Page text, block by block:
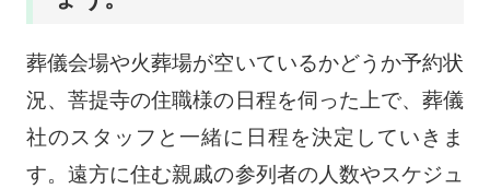
葬儀会場や火葬場が空いているかどうか予約状
況、菩提寺の住職様の日程を伺った上で、葬儀
社のスタッフと一緒に日程を決定していきま
す。遠方に住む親戚の参列者の人数やスケジュ